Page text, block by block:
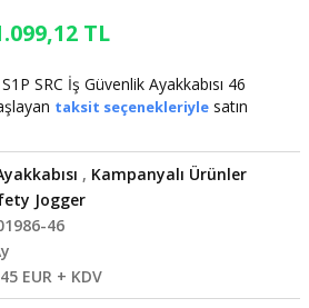
TL
SRC İş Güvenlik Ayakkabısı 46
taksit seçenekleriyle satın
, Kampanyalı Ürünler
Jogger
46
EUR + KDV